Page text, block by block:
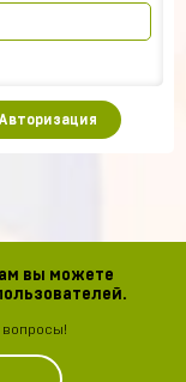
Авторизация
вы можете
вопросы!